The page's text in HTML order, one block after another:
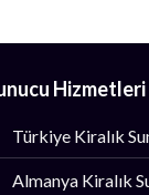
Hizmetleri
Türkiye Kiralık
Almanya Kiralık